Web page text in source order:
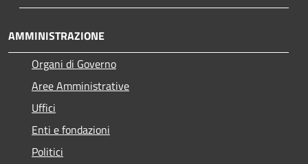
AMMINISTRAZIONE
Organi di Governo
Aree Amministrative
Uffici
Enti e fondazioni
Politici